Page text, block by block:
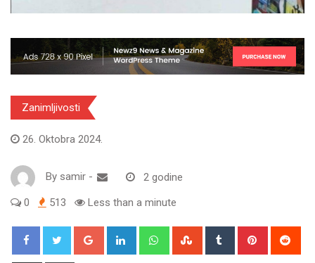
Zanimljivosti
26. Oktobra 2024.
By samir - 2 godine
0 513 Less than a minute
Google+ LinkedIn WhatsappStumbleUpon
Tumblr Pinterest